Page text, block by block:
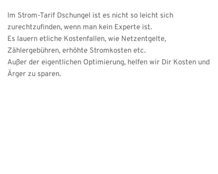
Im Strom-Tarif Dschungel ist es nicht so leicht sich
zurechtzufinden, wenn man kein Experte ist.
Es lauern etliche Kostenfallen, wie Netzentgelte,
Zählergebühren, erhöhte Stromkosten etc.
Außer der eigentlichen Optimierung, helfen wir Dir Kosten und
Ärger zu sparen.